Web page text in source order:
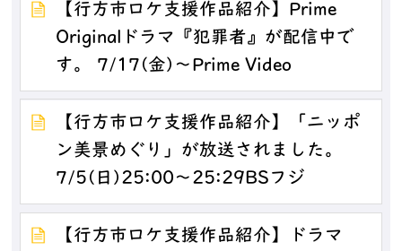
【行方市ロケ支援作品紹介】Prime
Originalドラマ『犯罪者』が配信中で
す。 7/17(金)～Prime Video
【行方市ロケ支援作品紹介】「ニッポ
ン美景めぐり」が放送されました。
7/5(日)25:00～25:29BSフジ
【行方市ロケ支援作品紹介】ドラマ